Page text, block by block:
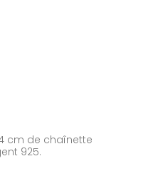
cm de chaînette
925.